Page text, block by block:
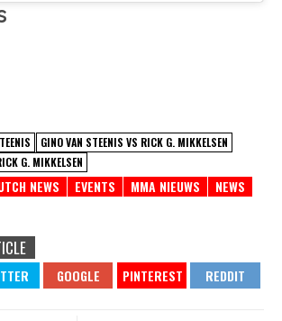
GINO VAN STEENIS VS RICK G. MIKKELSEN
G. MIKKELSEN
NEWS EVENTS MMA NIEUWS
NEWS